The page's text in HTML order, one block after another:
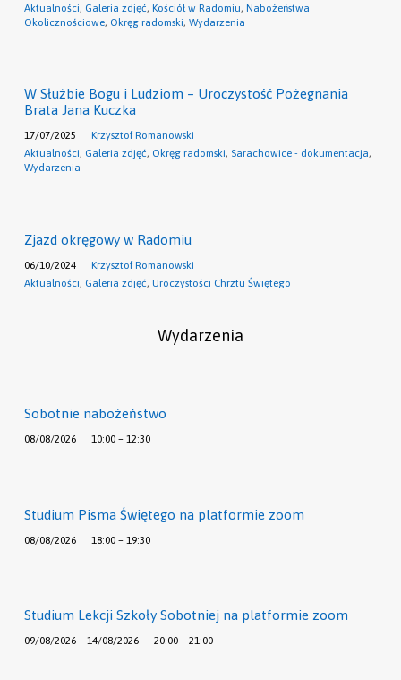
Aktualności, Galeria zdjęć, Kościół w Radomiu, Nabożeństwa
Okolicznościowe, Okręg radomski, Wydarzenia
W Służbie Bogu i Ludziom – Uroczystość Pożegnania
Brata Jana Kuczka
17/07/2025
Krzysztof Romanowski
Aktualności, Galeria zdjęć, Okręg radomski, Sarachowice - dokumentacja,
Wydarzenia
Zjazd okręgowy w Radomiu
06/10/2024
Krzysztof Romanowski
Aktualności, Galeria zdjęć, Uroczystości Chrztu Świętego
Wydarzenia
Sobotnie nabożeństwo
08/08/2026 10:00 – 12:30
Studium Pisma Świętego na platformie zoom
08/08/2026 18:00 – 19:30
Studium Lekcji Szkoły Sobotniej na platformie zoom
09/08/2026 – 14/08/2026 20:00 – 21:00